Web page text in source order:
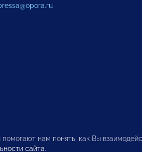
нам понять, как Вы
сайта.